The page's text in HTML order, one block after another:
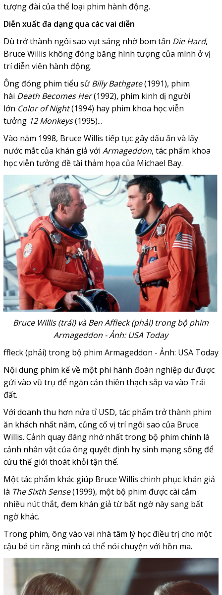
tượng đài của thể loại phim hành động.
Diễn xuất đa dạng qua các vai diễn
Dù trở thành ngôi sao vụt sáng nhờ bom tấn Die Hard,
Bruce Willis không đóng băng hình tượng của mình ở vị
trí diễn viên hành động.
Ông đóng phim tiểu sử Billy Bathgate(1991), phim
hài Death Becomes Her(1992), phim kinh dị người
lớn Color of Night(1994) hay phim khoa học viễn
tưởng 12 Monkeys(1995)...
Vào năm 1998, Bruce Willis tiếp tục gây dấu ấn và lấy
nước mắt của khán giả với Armageddon, tác phẩm khoa
học viễn tưởng đề tài thảm họa của Michael Bay.
Bruce Willis (trái) và Ben Affleck (phải) trong bộ phim
Armageddon - Ảnh: USA Today
ffleck (phải) trong bộ phim Armageddon - Ảnh: USA Today
Nội dung phim kể về một phi hành đoàn nghiệp dư được
gửi vào vũ trụ để ngăn cản thiên thạch sắp va vào Trái
đất.
Với doanh thu hơn nửa tỉ USD, tác phẩm trở thành phim
ăn khách nhất năm, củng cố vị trí ngôi sao của Bruce
Willis. Cảnh quay đáng nhớ nhất trong bộ phim chính là
cảnh nhân vật của ông quyết định hy sinh mạng sống để
cứu thế giới thoát khỏi tận thế.
Một tác phẩm khác giúp Bruce Willis chinh phục khán giả
là The Sixth Sense(1999), một bộ phim được cài cắm
nhiều nút thắt, đem khán giả từ bất ngờ này sang bất
ngờ khác.
Trong phim, ông vào vai nhà tâm lý học điều trị cho một
cậu bé tin rằng mình có thể nói chuyện với hồn ma.